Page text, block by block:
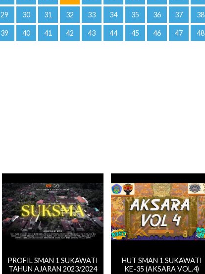
29 30 31 32 33 34 35 36 37 38
39 40 41 42 43 44 45 46 47 48
PROFIL SMAN 1 SUKAWATI
TAHUN AJARAN 2023/2024
HUT SMAN 1 SUKAWATI
KE-35 (AKSARA VOL.4)